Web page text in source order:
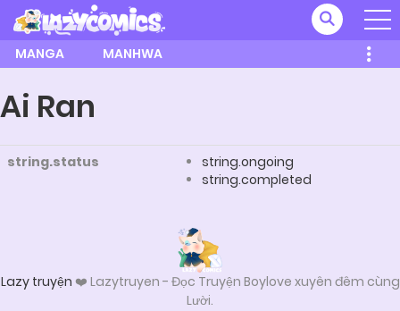
MANGA MANHWA
Ai Ran
string.status
string.ongoing
string.completed
Lazy truyện ❤️ Lazytruyen - Đọc Truyện Boylove xuyên đêm cùng
Lười.